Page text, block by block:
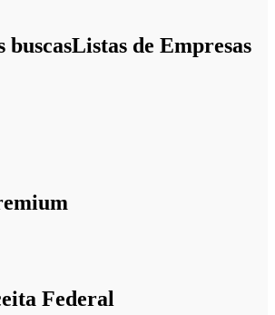
buscasListas de Empresas
Federal